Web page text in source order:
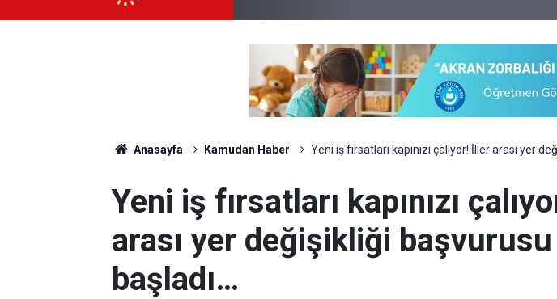
Anasayfa Kamudan Haber Yeni iş fırsatları kapınızı çalıyor! İller arası yer
Yeni iş fırsatları kapınızı
arası yer değişikliği başvurusu
başladı…